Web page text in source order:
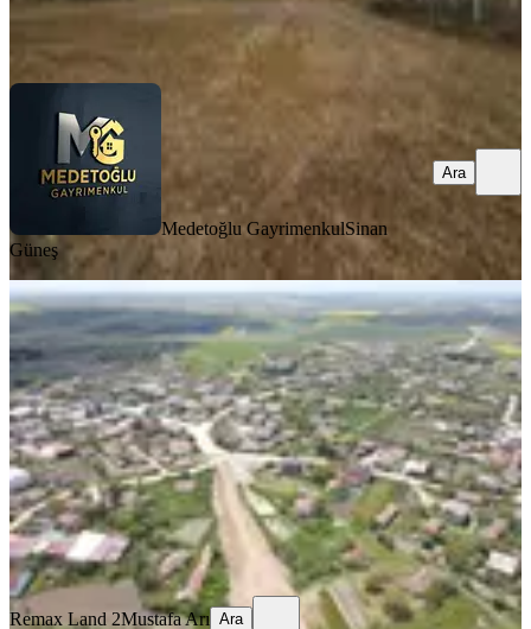
Medetoğlu GayrimenkulSinan Güneş
Medetoğlu GayrimenkulSinan
Güneş
Ara
Re/max Land'ten 1181 M2 Tek Tapu
İmarlı Arsa Saray Kurtdere Mah.
Tekirdağ, Saray
1181 m²·2.303/m²· 21.05.2026
2.720.000 ₺
Remax Land 2Mustafa Arı
Ara
Remax Land 2Mustafa Arı Ara